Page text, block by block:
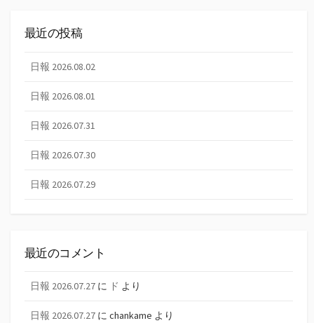
最近の投稿
日報 2026.08.02
日報 2026.08.01
日報 2026.07.31
日報 2026.07.30
日報 2026.07.29
最近のコメント
日報 2026.07.27 に ド より
日報 2026.07.27 に chankame より